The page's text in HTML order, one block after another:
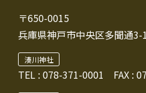
〒650-0015
兵庫県神戸市中央区多聞通3-
湊川神社
TEL : 078-371-0001 FAX :